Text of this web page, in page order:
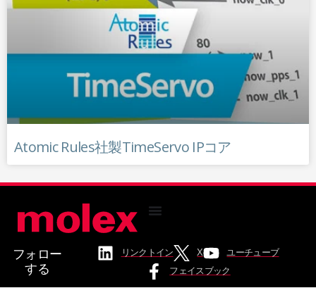
Atomic Rules社製TimeServo IPコア
リンクトイン X
ユーチューブ
フェイスブック
フォロー
する